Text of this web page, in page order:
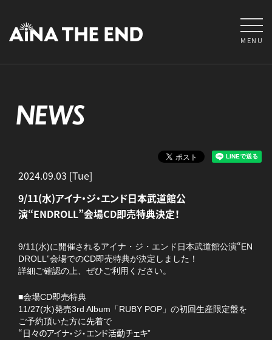
MENU
NEWS
2024.09.03 [Tue]
9/11(水)アイナ・ジ・エンド日本武道館公
演“ENDROLL”会場CD即売特典決定！
9/11(水)に開催されるアイナ・ジ・エンド日本武道館公演“EN
DROLL”会場でのCD即売特典が決定しました！
詳細ご確認の上、ぜひご利用ください。
■会場CD即売特典
11/27(水)発売3rd Album「RUBY POP」の初回生産限定盤を
ご予約頂いた方に先着で
“日々のアイナ・ジ・エンド活動チェキ”